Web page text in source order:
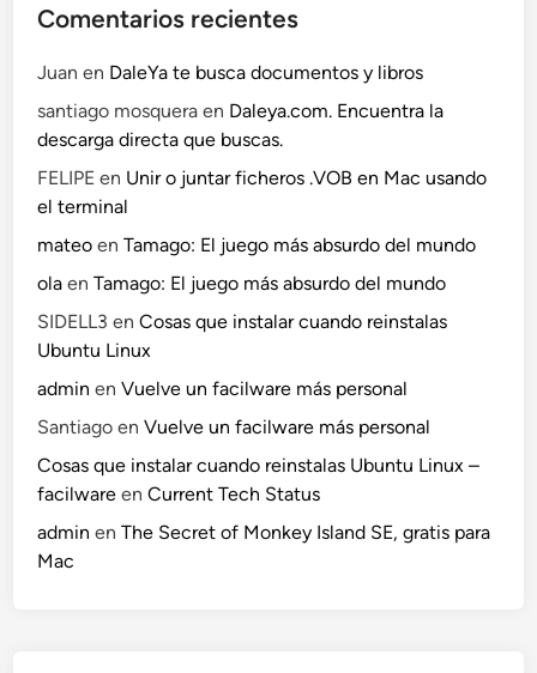
Comentarios recientes
Juan en DaleYa te busca documentos y libros
santiago mosquera en Daleya.com. Encuentra la
descarga directa que buscas.
FELIPE en Unir o juntar ficheros .VOB en Mac usando
el terminal
mateo enTamago: El juego más absurdo del mundo
ola enTamago: El juego más absurdo del mundo
SIDELL3 enCosas que instalar cuando reinstalas
Ubuntu Linux
admin enVuelve un facilware más personal
Santiago enVuelve un facilware más personal
Cosas que instalar cuando reinstalas Ubuntu Linux –
facilware enCurrent Tech Status
admin enThe Secret of Monkey Island SE, gratis para
Mac